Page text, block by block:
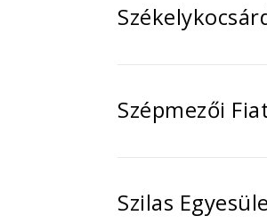
Szépmezői
Szilas